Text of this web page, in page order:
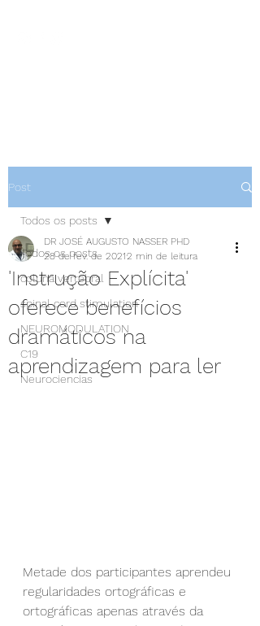
Post
Todos os posts
coluna vertebral
spinal cord stimulation
NEUROMODULATION
C19
Neurociencias
Todos os posts
'Instrução Explícita'
oferece benefícios
dramáticos na
aprendizagem para ler
DR JOSÉ AUGUSTO NASSER PHD
28 de fev. de 20212 min de leitura
Metade dos participantes aprendeu
regularidades ortográficas e
ortográficas apenas através da